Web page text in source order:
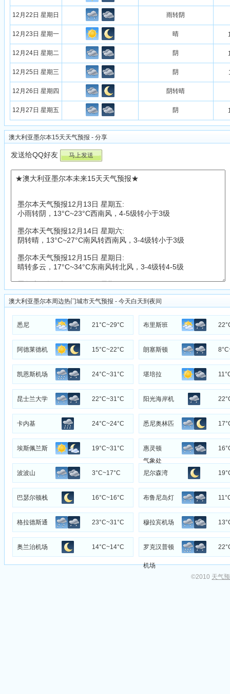
12月22日 星期日 雨转阴
12月23日 星期一 晴
12月24日 星期二 阴
12月25日 星期三 阴
12月26日 星期四 阴转晴
12月27日 星期五 阴
澳大利亚墨尔本15天天气预报 - 分享
发送给QQ好友
澳大利亚墨尔本周边热门城市天气预报 - 今天白天到夜间
悉尼 21°C~29°C 布里斯班
阿德莱德机 15°C~22°C 朗塞斯顿
凯恩斯机场 24°C~31°C 堪培拉
昆士兰大学 22°C~31°C 阳光海岸机
卡内基 24°C~24°C 悉尼奥林匹
气象处
埃斯佩兰斯 19°C~31°C 惠灵顿
波波山 3°C~17°C 尼尔森湾
巴瑟尔顿栈 16°C~16°C 布鲁尼岛灯
格拉德斯通 23°C~31°C 穆拉宾机场
奥兰治机场 14°C~14°C 罗克汉普顿
机场
©2010 天气